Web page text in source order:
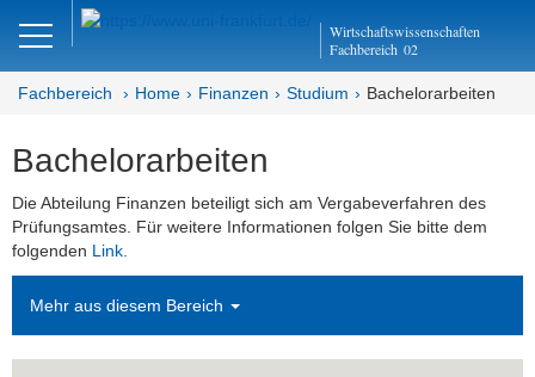
Wirtschaftswissenschaften
Fachbereich 02
DE Close
Finanzen
Home
Fachbereich Home Finanzen Studium Bachelorarbeiten
Bachelorarbeiten
Die Abteilung Finanzen beteiligt sich am Vergabeverfahren des
Prüfungsamtes. Für weitere Informationen folgen Sie bitte dem
folgenden Link.
Mehr aus diesem Bereich